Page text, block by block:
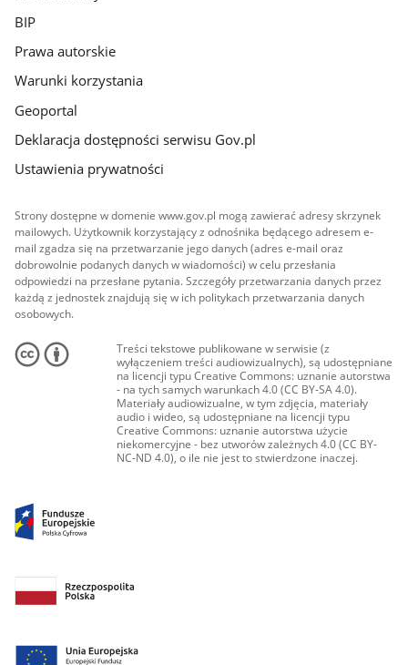
BIP
Prawa autorskie
Warunki korzystania
Geoportal
Deklaracja dostępności serwisu Gov.pl
Ustawienia prywatności
Strony dostępne w domenie www.gov.pl mogą zawierać adresy skrzynek
mailowych. Użytkownik korzystający z odnośnika będącego adresem e-
mail zgadza się na przetwarzanie jego danych (adres e-mail oraz
dobrowolnie podanych danych w wiadomości) w celu przesłania
odpowiedzi na przesłane pytania. Szczegóły przetwarzania danych przez
każdą z jednostek znajdują się w ich politykach przetwarzania danych
osobowych.
Treści tekstowe publikowane w serwisie (z
wyłączeniem treści audiowizualnych), są udostępniane
na licencji typu Creative Commons: uznanie autorstwa
- na tych samych warunkach 4.0 (CC BY-SA 4.0).
Materiały audiowizualne, w tym zdjęcia, materiały
audio i wideo, są udostępniane na licencji typu
Creative Commons: uznanie autorstwa użycie
niekomercyjne - bez utworów zależnych 4.0 (CC BY-
NC-ND 4.0), o ile nie jest to stwierdzone inaczej.